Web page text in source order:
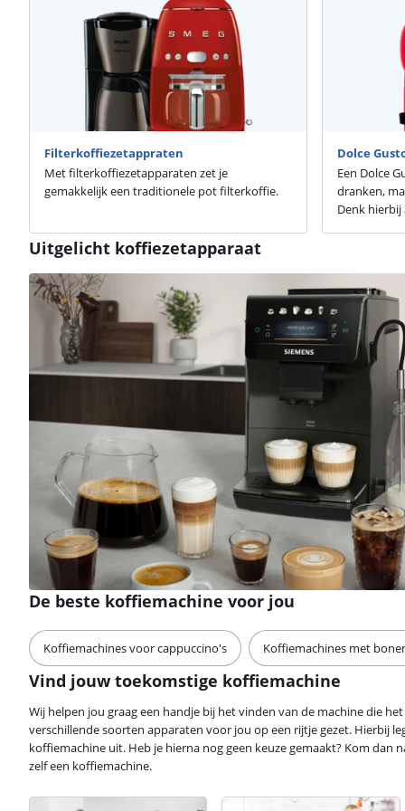
Filterkoffiezetappraten
Met filterkoffiezetapparaten zet je
gemakkelijk een traditionele pot filterkoffie.
Dolce
Een Dolce
dranken,
Denk hierbij
Uitgelicht koffiezetapparaat
Beoordeling is 9,4 van de 10, gebaseerd op 4 reviews.
De beste koffiemachine voor jou
Koffiemachines voor cappuccino's Koffiemachines met
Vind jouw toekomstige koffiemachine
Wij helpen jou graag een handje bij het vinden van de machine die
verschillende soorten apparaten voor jou op een rijtje gezet. Hierbij
koffiemachine uit. Heb je hierna nog geen keuze gemaakt? Kom dan
zelf een koffiemachine.